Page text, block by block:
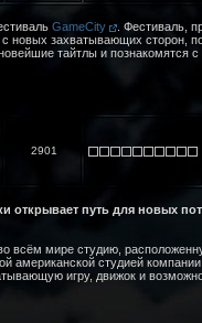
GameCity
. Фестиваль,
новых захватывающих сторон,
тайтлы и познакомятся с
2901
открывает путь для новых
всём мире студию,
американской студией
игру, движок и